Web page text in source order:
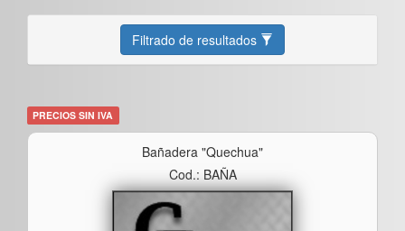
Filtrado de resultados
PRECIOS SIN IVA
Bañadera "quechua"
Cod.: BAÑA